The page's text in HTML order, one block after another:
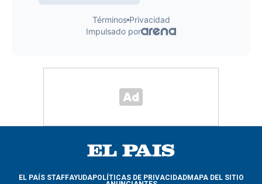
EL PAÍS STAFFAYUDAPOLÍTICAS DE PRIVACIDADMAPA DEL SITIO